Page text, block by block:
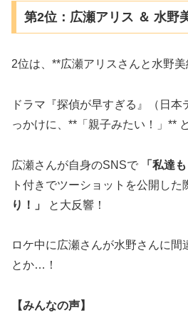
第2位：広瀬アリス ＆ 水野
2位は、**広瀬アリスさんと水野
ドラマ『探偵が早すぎる』（日本
っかけに、**「親子みたい！」**
広瀬さんが自身のSNSで 「私達
ト付きでツーショットを公開した
り！」
と大反響！
ロケ中に広瀬さんが水野さんに
とか…！
【みんなの声】